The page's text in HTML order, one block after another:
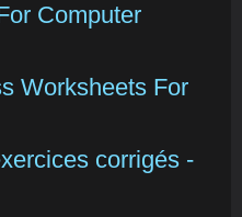
Computer
Worksheets For
corrigés -